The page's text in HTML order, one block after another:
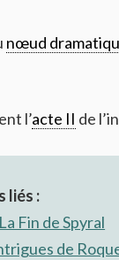
nœud
l’acte II de
liés :
Fin de Spyral
de